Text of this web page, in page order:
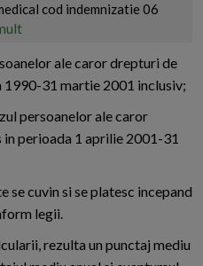
cod indemnizatie 06
ale caror drepturi de
1990-31 martie 2001 inclusiv;
persoanelor ale caror
in perioada 1 aprilie 2001-31
se cuvin si se platesc incepand
legii.
rezulta un punctaj mediu